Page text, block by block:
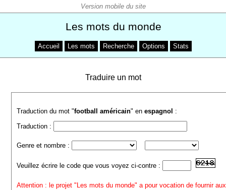
Les mots du monde
Accueil Les mots Recherche Options Stats
Traduire un mot
Traduction du mot "football américain" enespagnol :
Traduction :
Genre et nombre :
Veuillez écrire le code que vous voyez ci-contre :
Attention : le projet "Les mots du monde" a pour vocation de fournir